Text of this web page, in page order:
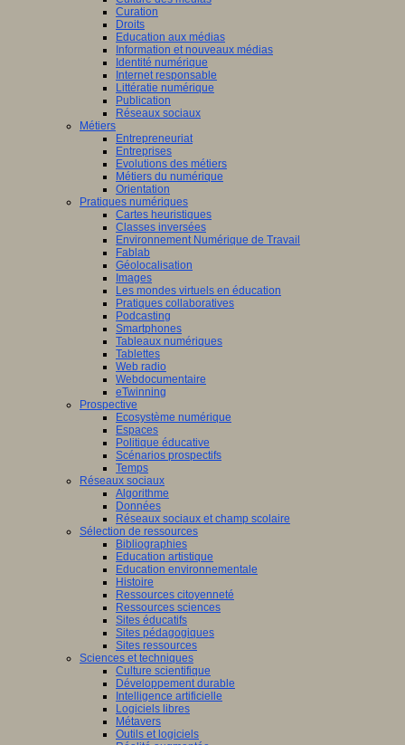
Curation
Droits
Education aux médias
Information et nouveaux médias
Identité numérique
Internet responsable
Littératie numérique
Publication
Réseaux sociaux
Métiers
Entrepreneuriat
Entreprises
Evolutions des métiers
Métiers du numérique
Orientation
Pratiques numériques
Cartes heuristiques
Classes inversées
Environnement Numérique de Travail
Fablab
Géolocalisation
Images
Les mondes virtuels en éducation
Pratiques collaboratives
Podcasting
Smartphones
Tableaux numériques
Tablettes
Web radio
Webdocumentaire
eTwinning
Prospective
Ecosystème numérique
Espaces
Politique éducative
Scénarios prospectifs
Temps
Réseaux sociaux
Algorithme
Données
Réseaux sociaux et champ scolaire
Sélection de ressources
Bibliographies
Education artistique
Education environnementale
Histoire
Ressources citoyenneté
Ressources sciences
Sites éducatifs
Sites pédagogiques
Sites ressources
Sciences et techniques
Culture scientifique
Développement durable
Intelligence artificielle
Logiciels libres
Métavers
Outils et logiciels